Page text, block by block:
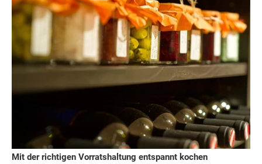
Mit der richtigen Vorratshaltung entspannt kochen